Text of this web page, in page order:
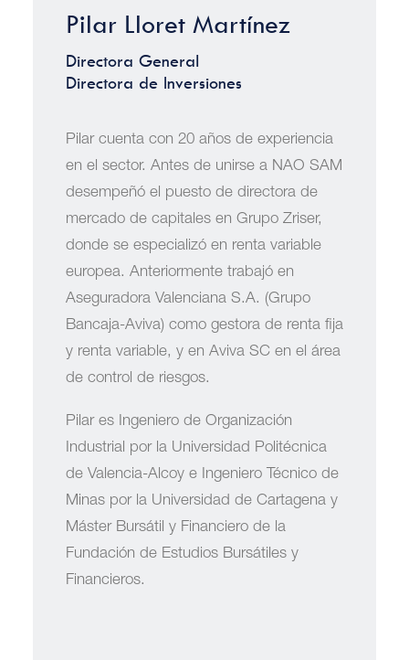
Pilar Lloret Martínez
Directora General
Directora de Inversiones
Pilar cuenta con 20 años de experiencia
en el sector. Antes de unirse a NAO SAM
desempeñó el puesto de directora de
mercado de capitales en Grupo Zriser,
donde se especializó en renta variable
europea. Anteriormente trabajó en
Aseguradora Valenciana S.A. (Grupo
Bancaja-Aviva) como gestora de renta fija
y renta variable, y en Aviva SC en el área
de control de riesgos.
Pilar es Ingeniero de Organización
Industrial por la Universidad Politécnica
de Valencia-Alcoy e Ingeniero Técnico de
Minas por la Universidad de Cartagena y
Máster Bursátil y Financiero de la
Fundación de Estudios Bursátiles y
Financieros.